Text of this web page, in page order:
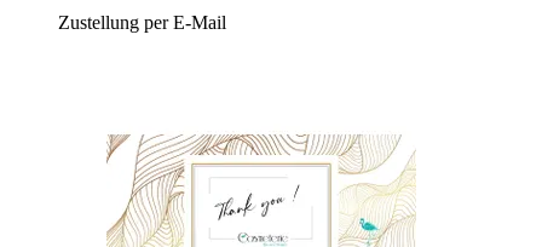
Zustellung per E-Mail